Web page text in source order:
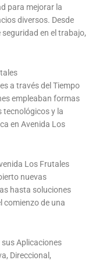
para mejorar la
diversos. Desde
en el trabajo,
a través del Tiempo
empleaban formas
tecnológicos y la
en Avenida Los
Los Frutales
nuevas
hasta soluciones
comienzo de una
Aplicaciones
Direccional,